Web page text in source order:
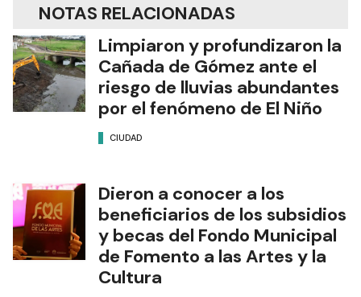
NOTAS RELACIONADAS
Limpiaron y profundizaron la
Cañada de Gómez ante el
riesgo de lluvias abundantes
por el fenómeno de El Niño
CIUDAD
Dieron a conocer a los
beneficiarios de los subsidios
y becas del Fondo Municipal
de Fomento a las Artes y la
Cultura